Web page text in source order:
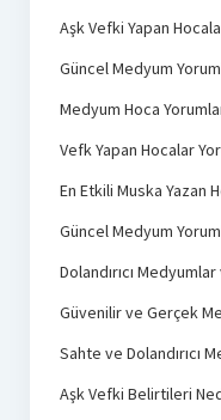
Aşk Vefki Yapan
Güncel Medyum
Medyum Hoca
Vefk Yapan Hocalar
En Etkili Muska Yazan
Güncel Medyum
Dolandırıcı
Güvenilir ve Gerçek
Sahte ve Dolandırıcı
Aşk Vefki Belirtileri